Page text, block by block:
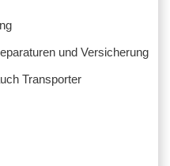
und Versicherung
Transporter